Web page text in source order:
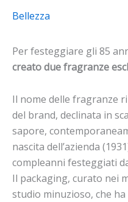
Bellezza
Per festeggiare gli 85
creato due fragranze
Il nome delle fragranze
del brand, declinata in
sapore,
nascita dell’azienda
compleanni festeggiati
Il packaging, curato nei
studio minuzioso, che